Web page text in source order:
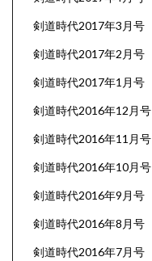
剣道時代2017年3月号
剣道時代2017年2月号
剣道時代2017年1月号
剣道時代2016年12月号
剣道時代2016年11月号
剣道時代2016年10月号
剣道時代2016年9月号
剣道時代2016年8月号
剣道時代2016年7月号